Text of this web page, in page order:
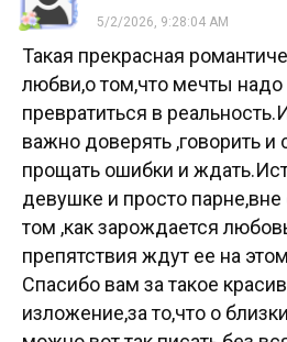
5/2/2026, 9:28:04 AM
Такая прекрасная
любви,о том,что мечты надо
превратиться в
важно доверять ,говорить и
прощать ошибки и
девушке и просто парне,вне
том ,как зарождается
препятствия ждут ее на
Спасибо вам за такое
изложение,за то,что о